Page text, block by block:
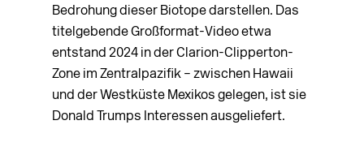
Bedrohung dieser Biotope darstellen. Das
titelgebende Großformat-Video etwa
entstand 2024 in der Clarion-Clipperton-
Zone im Zentralpazifik – zwischen Hawaii
und der Westküste Mexikos gelegen, ist sie
Donald Trumps Interessen ausgeliefert.